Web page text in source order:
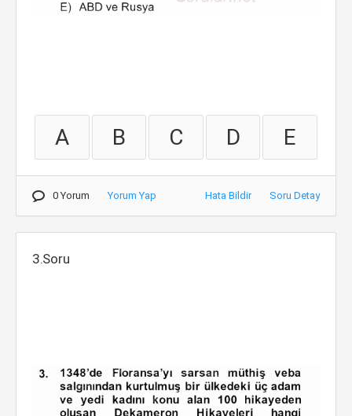
A B C D E
0 Yorum Yorum Yap Hata Bildir Soru Detay
3.Soru